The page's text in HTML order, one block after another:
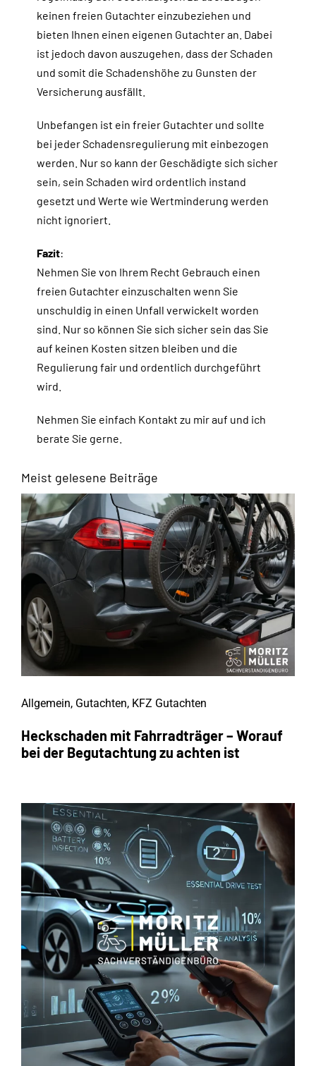
keinen freien Gutachter einzubeziehen und
bieten Ihnen einen eigenen Gutachter an. Dabei
ist jedoch davon auszugehen, dass der Schaden
und somit die Schadenshöhe zu Gunsten der
Versicherung ausfällt.
Unbefangen ist ein freier Gutachter und sollte
bei jeder Schadensregulierung mit einbezogen
werden. Nur so kann der Geschädigte sich sicher
sein, sein Schaden wird ordentlich instand
gesetzt und Werte wie Wertminderung werden
nicht ignoriert.
Fazit:
Nehmen Sie von Ihrem Recht Gebrauch einen
freien Gutachter einzuschalten wenn Sie
unschuldig in einen Unfall verwickelt worden
sind. Nur so können Sie sich sicher sein das Sie
auf keinen Kosten sitzen bleiben und die
Regulierung fair und ordentlich durchgeführt
wird.
Nehmen Sie einfach Kontakt zu mir auf und ich
berate Sie gerne.
Meist gelesene Beiträge
Allgemein, Gutachten, KFZ Gutachten
Heckschaden mit Fahrradträger – Worauf
bei der Begutachtung zu achten ist